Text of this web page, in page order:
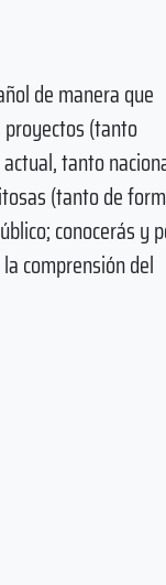
de manera que
(tanto
tanto
(tanto de
conocerás y
comprensión del